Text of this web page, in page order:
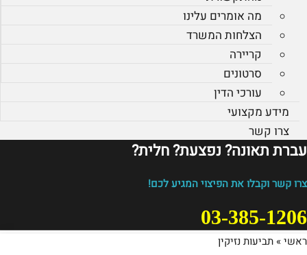
מה אומרים עלינו
הצלחות המשרד
קריירה
סרטונים
עורכי הדין
מידע מקצועי
צרו קשר
עברת תאונה? נפצעת? חלית?​
צרו קשר וקבלו את הפיצוי המגיע לכם!
03-385-1206
ראשי» תביעות נזיקין